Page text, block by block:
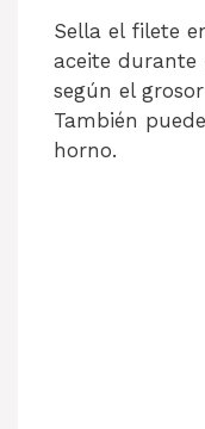
Sella el filete
aceite durante
según el
También
horno.